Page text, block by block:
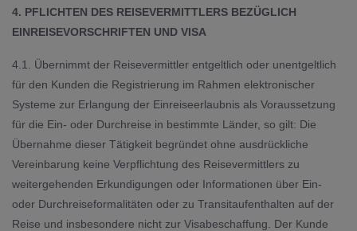
4. PFLICHTEN DES REISEVERMITTLERS BEZÜGLICH
EINREISEVORSCHRIFTEN UND VISA
4.1. Übernimmt der Reisevermittler entgeltlich oder unentgeltlich
für den Kunden die Registrierung im Rahmen elektronischer
Systeme zur Erlangung der Einreiseerlaubnis als Voraussetzung
für die Ein- oder Durchreise in bestimmte Länder, so gilt: Die
Übernahme dieser Tätigkeit begründet ohne ausdrückliche
Vereinbarung keine Verpflichtung des Reisevermittlers zu
weitergehenden Erkundigungen oder Informationen über Ein-
oder Durchreiseformalitäten oder zu Transitaufenthalten auf der
Reise und insbesondere nicht zur Visabeschaffung. Der Kunde